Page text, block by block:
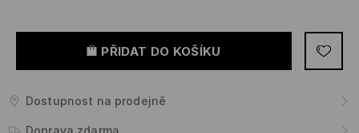
PŘIDAT DO KOŠÍKU
Dostupnost na prodejně